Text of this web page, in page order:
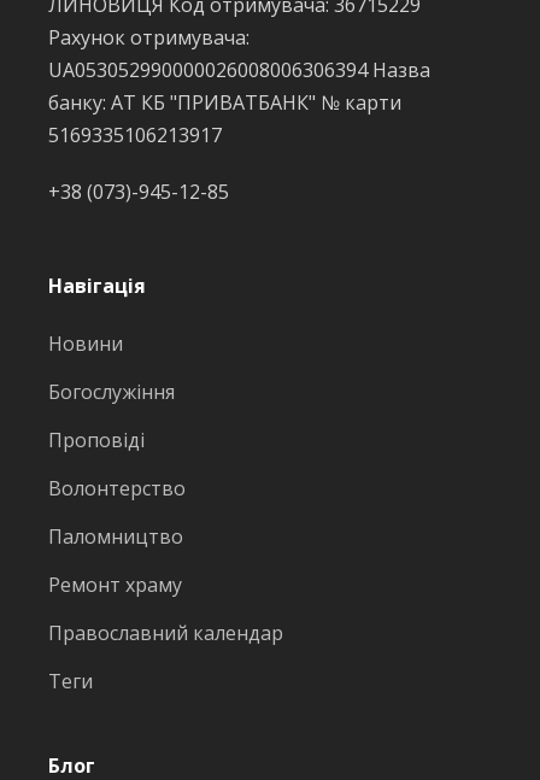
Рахунок отримувача:
UA053052990000026008006306394 Назва
банку: АТ КБ "ПРИВАТБАНК" № карти
5169335106213917
+38 (073)-945-12-85
Навігація
Новини
Богослужіння
Проповіді
Волонтерство
Паломництво
Ремонт храму
Православний календар
Теги
Блог